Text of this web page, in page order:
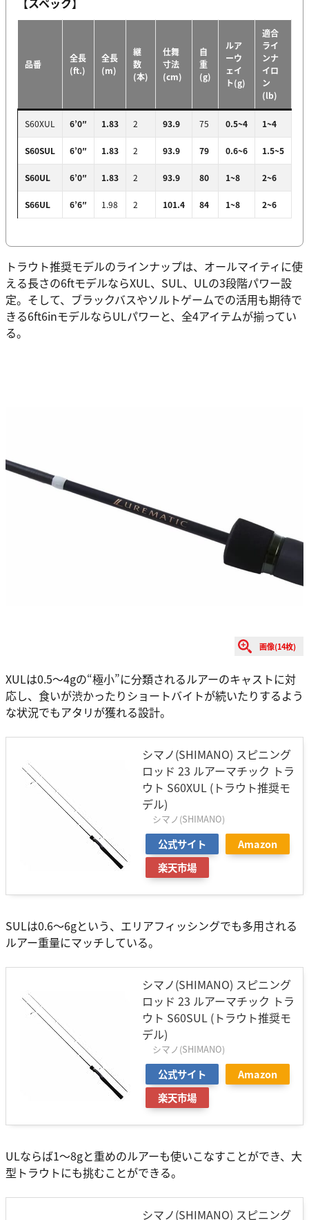
品番
全長
(ft.)
全長
(m)
継
数
(本)
仕舞
寸法
(cm)
自
重
(g)
ルア
ーウ
ェイ
ト(g)
適合
ライ
ンナ
イロ
ン
(lb)
S60XUL 6’0″ 1.83 2 93.9 75 0.5~4 1~4
S60SUL 6’0″ 1.83 2 93.9 79 0.6~6 1.5~5
S60UL 6’0″ 1.83 2 93.9 80 1~8 2~6
S66UL 6’6″ 1.98 2 101.4 84 1~8 2~6
トラウト推奨モデルのラインナップは、オールマイティに使
える長さの6ftモデルならXUL、SUL、ULの3段階パワー設
定。そして、ブラックバスやソルトゲームでの活用も期待で
きる6ft6inモデルならULパワーと、全4アイテムが揃ってい
る。
画像(14枚)
XULは0.5～4gの“極小”に分類されるルアーのキャストに対
応し、食いが渋かったりショートバイトが続いたりするよう
な状況でもアタリが獲れる設計。
シマノ(SHIMANO) スピニング
ロッド 23 ルアーマチック トラ
ウト S60XUL (トラウト推奨モ
デル)
シマノ(SHIMANO)
公式サイト
Amazon
楽天市場
SULは0.6～6gという、エリアフィッシングでも多用される
ルアー重量にマッチしている。
シマノ(SHIMANO) スピニング
ロッド 23 ルアーマチック トラ
ウト S60SUL (トラウト推奨モ
デル)
シマノ(SHIMANO)
公式サイト
Amazon
楽天市場
ULならば1～8gと重めのルアーも使いこなすことができ、大
型トラウトにも挑むことができる。
シマノ(SHIMANO) スピニング